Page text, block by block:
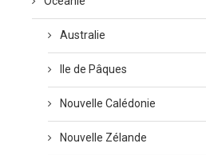
Australie
Ile de Pâques
Nouvelle Calédonie
Nouvelle Zélande